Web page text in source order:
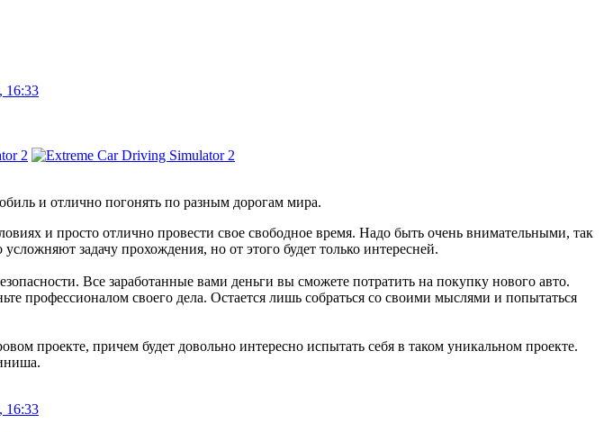
16:33
и отлично погонять по разным дорогам мира.
и просто отлично провести свое свободное время. Надо быть очень внимательными, так
задачу прохождения, но от этого будет только интересней.
Все заработанные вами деньги вы сможете потратить на покупку нового авто.
профессионалом своего дела. Остается лишь собраться со своими мыслями и попытаться
проекте, причем будет довольно интересно испытать себя в таком уникальном проекте.
16:33